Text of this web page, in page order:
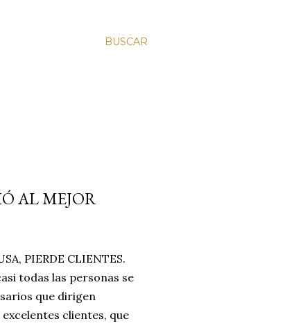
BUSCAR
AL MEJOR
PIERDE CLIENTES.
todas las personas se
que dirigen
clientes, que